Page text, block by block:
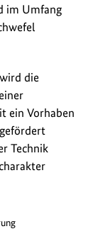
im Umfang
die
ein Vorhaben
Technik